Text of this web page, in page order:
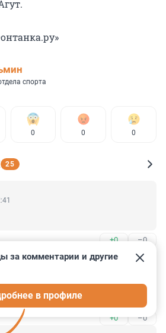
спорта
0 0 0
25
+0 –0
бабла " это как раз про
+0 –0
за комментарии и другие
в профиле